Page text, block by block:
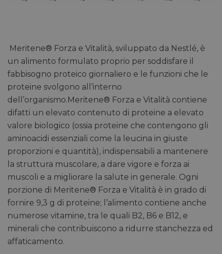
Meritene® Forza e Vitalità, sviluppato da Nestlé, è
un alimento formulato proprio per soddisfare il
fabbisogno proteico giornaliero e le funzioni che le
proteine svolgono all’interno
dell’organismo.Meritene® Forza e Vitalità contiene
difatti un elevato contenuto di proteine a elevato
valore biologico (ossia proteine che contengono gli
aminoacidi essenziali come la leucina in giuste
proporzioni e quantità), indispensabili a mantenere
la struttura muscolare, a dare vigore e forza ai
muscoli e a migliorare la salute in generale. Ogni
porzione di Meritene® Forza e Vitalità è in grado di
fornire 9,3 g di proteine; l’alimento contiene anche
numerose vitamine, tra le quali B2, B6 e B12, e
minerali che contribuiscono a ridurre stanchezza ed
affaticamento.